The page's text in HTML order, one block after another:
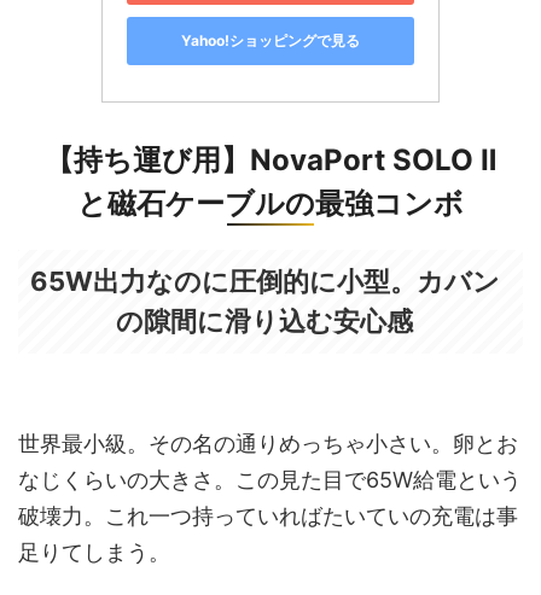
Yahoo!ショッピングで見る
【持ち運び用】NovaPort SOLO Ⅱ
と磁石ケーブルの最強コンボ
65W出力なのに圧倒的に小型。カバン
の隙間に滑り込む安心感
世界最小級。その名の通りめっちゃ小さい。卵とお
なじくらいの大きさ。この見た目で65W給電という
破壊力。これ一つ持っていればたいていの充電は事
足りてしまう。